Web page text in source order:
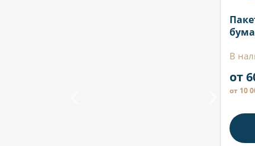
В
от
от 10